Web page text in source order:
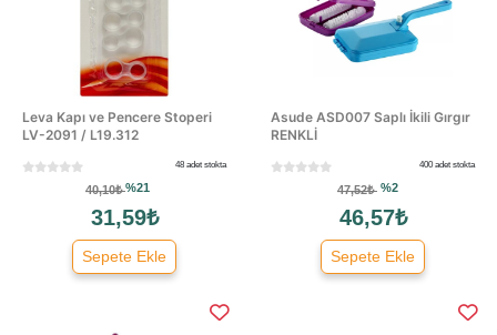
Leva Kapı ve Pencere Stoperi
LV-2091 / L19.312
48 adet stokta
40,10₺%21
31,59₺
Sepete Ekle
Asude ASD007 Saplı İkili Gırgır
RENKLİ
400 adet stokta
47,52₺ %2
46,57₺
Sepete Ekle